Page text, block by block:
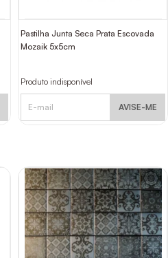
Pastilha Junta Seca Prata Escovada
Mozaik 5x5cm
Produto indisponível
AVISE-ME